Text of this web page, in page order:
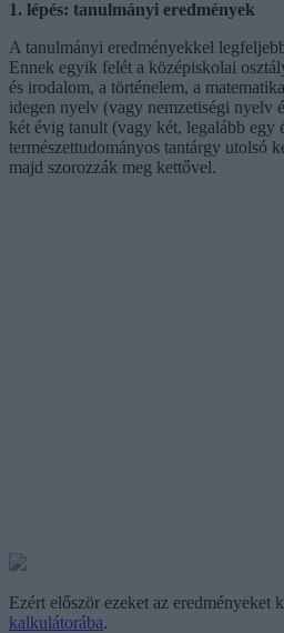
1. lépés: tanulmányi eredmények
A tanulmányi eredményekkel
Ennek egyik felét a középiskolai
és irodalom, a történelem, a
idegen nyelv (vagy nemzetiségi nyelv
két évig tanult (vagy két, legalább egy
természettudományos tantárgy utolsó
majd szorozzák meg kettővel.
Ezért először ezeket az eredményeket
kalkulátorába.